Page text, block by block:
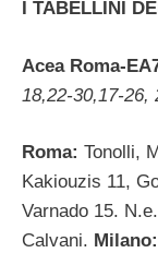
I TABELLINI
Acea Roma-
18,22-30,17-26,
Roma: Tonolli,
Kakiouzis 11,
Varnado 15.
Calvani. Milano: